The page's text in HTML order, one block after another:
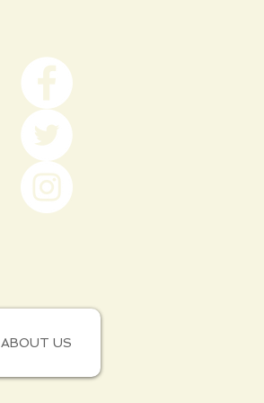
ABOUT US